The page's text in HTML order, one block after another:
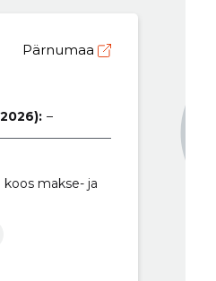
Pärnumaa
–
makse- ja